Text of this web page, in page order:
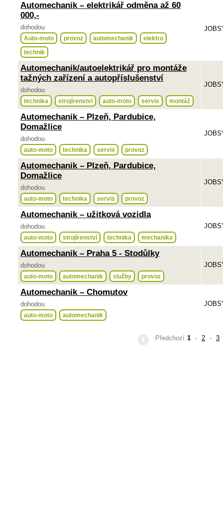
Automechanik – elektrikář odměna až 60
000,-
dohodou
Auto-moto provoz automechanik elektro
technik
Automechanik/autoelektrikář pro montáže
tažných zařízení a autopříslušenství
dohodou
technika strojírenství auto-moto servis montáž
Automechanik – Plzeň, Pardubice,
Domažlice
dohodou
auto-moto technika servis provoz
Automechanik – Plzeň, Pardubice,
Domažlice
dohodou
auto-moto technika servis provoz
Automechanik – užitková vozidla
dohodou
auto-moto strojírenství technika mechanika
Automechanik – Praha 5 - Stodůlky
dohodou
auto-moto automechanik služby provoz
Automechanik – Chomutov
dohodou
auto-moto automechanik
Předchozí 1 · 2 · 3